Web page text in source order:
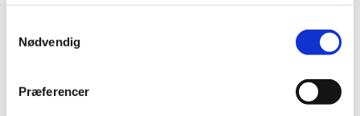
Nødvendig
Præferencer